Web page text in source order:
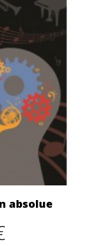
absolue